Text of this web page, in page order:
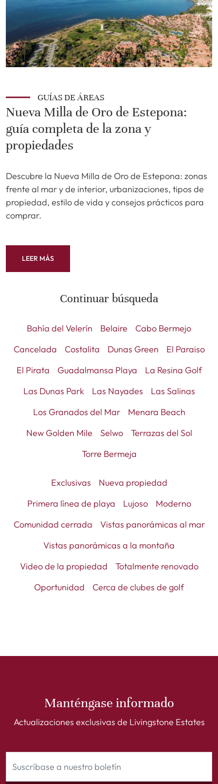
GUÍAS DE ÁREAS
Nueva Milla de Oro de Estepona:
guía completa de la zona y
propiedades
Descubre la Nueva Milla de Oro de Estepona: zonas
frente al mar y de interior, urbanizaciones, tipos de
propiedad, estilo de vida y consejos prácticos para
comprar.
LEER MÁS
Continuar búsqueda
Bahía del Velerín Belaire
Cabo Bermejo
Cancelada
Costalita Dunas Green
El Paraiso
El Pirata
Guadalmansa Playa
La Resina Golf
Las Dunas Park
Las Nayades
Las Salinas
Los Granados del Mar
Menara Beach
New Golden Mile
Selwo
Terrazas del Sol
Torre Bermeja
Exclusivas
Nueva propiedad
Primera línea de playa
Lujoso
Moderno
Comunidad cerrada
Vistas panorámicas al mar
Vistas panorámicas a la montaña
Video de la propiedad
Totalmente renovado
Oportunidad
Cerca de clubes de golf
Manténgase informado
Actualizaciones exclusivas de Livingstone Estates